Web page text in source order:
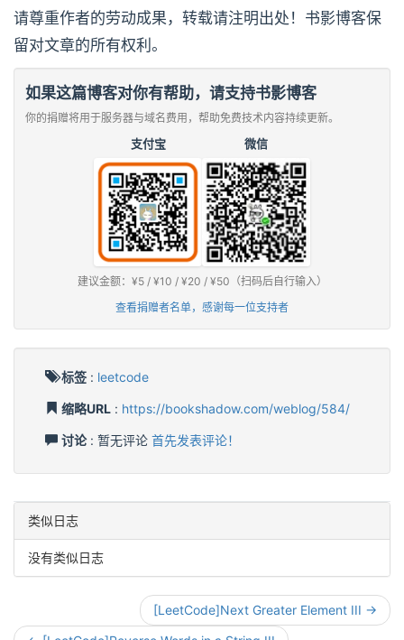
请尊重作者的劳动成果，转载请注明出处！书影博客保
留对文章的所有权利。
如果这篇博客对你有帮助，请支持书影博客
你的捐赠将用于服务器与域名费用，帮助免费技术内容持续更新。
支付宝 微信
建议金额：¥5 / ¥10 / ¥20 / ¥50（扫码后自行输入）
查看捐赠者名单，感谢每一位支持者
标签 : leetcode
缩略URL : https://bookshadow.com/weblog/584/
讨论: 暂无评论 首先发表评论！
类似日志
没有类似日志
[LeetCode]Next Greater Element III →